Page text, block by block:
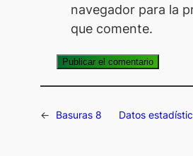
navegador para la
que comente.
← Basuras 8 Datos